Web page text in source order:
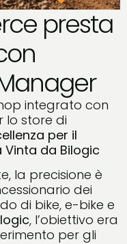
presta
integrato con
lo store di
per il
Vinta da Bilogic
la precisione è
dei
di bike, e-bike e
, l’obiettivo era
per gli